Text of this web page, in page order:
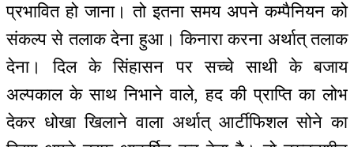
प्रभावित हो जाना। तो इतना समय अपने कम्पैनियन को
संकल्प से तलाक देना हुआ। किनारा करना अर्थात् तलाक
देना। दिल के सिंहासन पर सच्चे साथी के बजाय
अल्पकाल के साथ निभाने वाले, हद की प्राप्ति का लोभ
देकर धोखा खिलाने वाला अर्थात् आर्टीफिशल सोने का